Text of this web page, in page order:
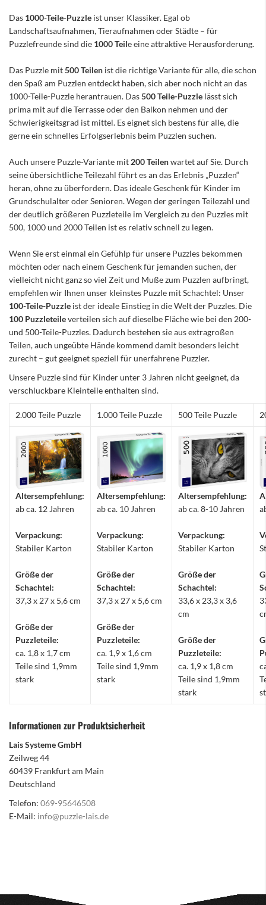
Das 1000-Teile-Puzzle ist unser Klassiker. Egal ob
Landschaftsaufnahmen, Tieraufnahmen oder Städte – für
Puzzlefreunde sind die 1000 Teile eine attraktive Herausforderung.
Das Puzzle mit500 Teilen ist die richtige Variante für alle, die schon
den Spaß am Puzzlen entdeckt haben, sich aber noch nicht an das
1000-Teile-Puzzle herantrauen. Das500 Teile-Puzzle lässt sich
prima mit auf die Terrasse oder den Balkon nehmen und der
Schwierigkeitsgrad ist mittel. Es eignet sich bestens für alle, die
gerne ein schnelles Erfolgserlebnis beim Puzzlen suchen.
Auch unsere Puzzle-Variante mit 200 Teilenwartet auf Sie. Durch
seine übersichtliche Teilezahl führt es an das Erlebnis „Puzzlen“
heran, ohne zu überfordern. Das ideale Geschenk für Kinder im
Grundschulalter oder Senioren. Wegen der geringen Teilezahl und
der deutlich größeren Puzzleteile im Vergleich zu den Puzzles mit
500, 1000 und 2000 Teilen ist es relativ schnell zu legen.
Wenn Sie erst einmal ein Gefühlp für unsere Puzzles bekommen
möchten oder nach einem Geschenk für jemanden suchen, der
vielleicht nicht ganz so viel Zeit und Muße zum Puzzlen aufbringt,
empfehlen wir Ihnen unser kleinstes Puzzle mit Schachtel: Unser
100-Teile-Puzzle ist der ideale Einstieg in die Welt der Puzzles. Die
100 Puzzleteileverteilen sich auf dieselbe Fläche wie bei den 200-
und 500-Teile-Puzzles. Dadurch bestehen sie aus extragroßen
Teilen, auch ungeübte Hände kommend damit besonders leicht
zurecht – gut geeignet speziell für unerfahrene Puzzler.
Unsere Puzzle sind für Kinder unter 3 Jahren nicht geeignet, da
verschluckbare Kleinteile enthalten sind.
2.000 Teile Puzzle 1.000 Teile Puzzle 500 Teile Puzzle
Altersempfehlung:
ab ca. 12 Jahren
Verpackung:
Stabiler Karton
Größe der
Schachtel:
37,3 x 27 x 5,6 cm
Größe der
Puzzleteile:
ca. 1,8 x 1,7 cm
Teile sind 1,9mm
stark
Altersempfehlung:
ab ca. 10 Jahren
Verpackung:
Stabiler Karton
Größe der
Schachtel:
37,3 x 27 x 5,6 cm
Größe der
Puzzleteile:
ca. 1,9 x 1,6 cm
Teile sind 1,9mm
stark
Altersempfehlung:
ab ca. 8-10 Jahren
Verpackung:
Stabiler Karton
Größe der
Schachtel:
33,6 x 23,3 x 3,6
cm
Größe der
Puzzleteile:
ca. 1,9 x 1,8 cm
Teile sind 1,9mm
stark
Informationen zur Produktsicherheit
Lais Systeme GmbH
Zeilweg 44
60439 Frankfurt am Main
Deutschland
Telefon: 069-95646508
E-Mail: info@puzzle-lais.de